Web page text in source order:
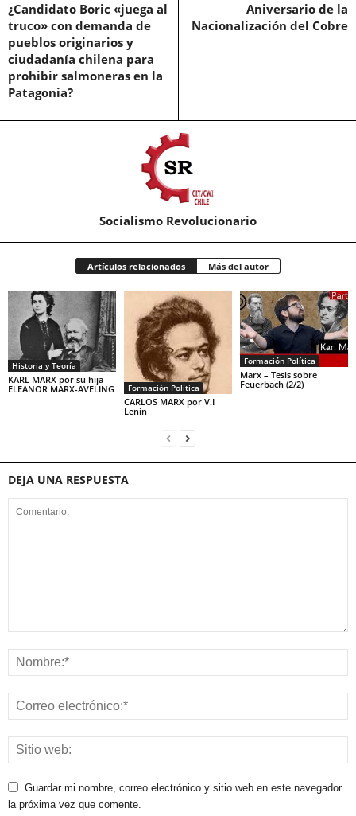
¿Candidato Boric «juega al
truco» con demanda de
pueblos originarios y
ciudadanía chilena para
prohibir salmoneras en la
Patagonia?
Aniversario de la
Nacionalización del Cobre
Socialismo Revolucionario
Artículos relacionados Más del autor
Historia y Teoría
KARL MARX por su hija
ELEANOR MARX-AVELING
Formación Política
CARLOS MARX por V.I
Lenin
Formación Política
Marx – Tesis sobre
Feuerbach (2/2)
DEJA UNA RESPUESTA
Guardar mi nombre, correo electrónico y sitio web en este navegador
la próxima vez que comente.